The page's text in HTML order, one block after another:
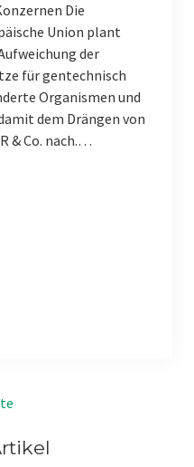
Die
Union plant
der
für gentechnisch
Organismen und
dem Drängen von
& Co. nach.…